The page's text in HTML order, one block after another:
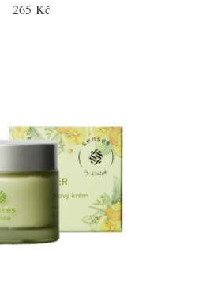
265 Kč